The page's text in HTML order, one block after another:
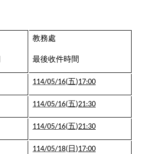
教務處
最後收件時間
114/05/16(五)17:00
114/05/16(五)21:30
114/05/16(五)21:30
114/05/18( 日 )17:00